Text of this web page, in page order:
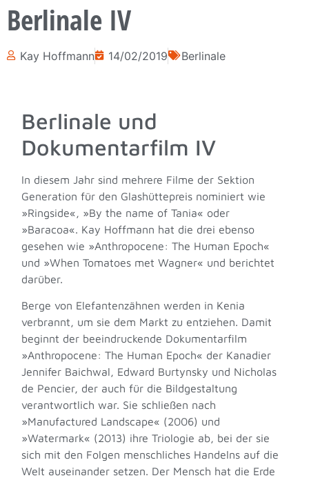
Berlinale IV
Kay Hoffmann 14/02/2019 Berlinale
Berlinale und
Dokumentarfilm IV
In diesem Jahr sind mehrere Filme der Sektion
Generation für den Glashüttepreis nominiert wie
»Ringside«, »By the name of Tania« oder
»Baracoa«. Kay Hoffmann hat die drei ebenso
gesehen wie »Anthropocene: The Human Epoch«
und »When Tomatoes met Wagner« und berichtet
darüber.
Berge von Elefantenzähnen werden in Kenia
verbrannt, um sie dem Markt zu entziehen. Damit
beginnt der beeindruckende Dokumentarfilm
»Anthropocene: The Human Epoch« der Kanadier
Jennifer Baichwal, Edward Burtynsky und Nicholas
de Pencier, der auch für die Bildgestaltung
verantwortlich war. Sie schließen nach
»Manufactured Landscape« (2006) und
»Watermark« (2013) ihre Triologie ab, bei der sie
sich mit den Folgen menschliches Handelns auf die
Welt auseinander setzen. Der Mensch hat die Erde